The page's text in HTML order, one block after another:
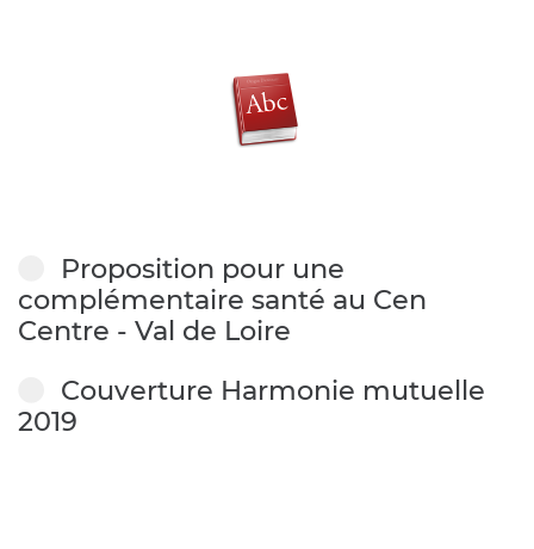
Proposition pour une
complémentaire santé au Cen
Centre - Val de Loire
Couverture Harmonie mutuelle
2019